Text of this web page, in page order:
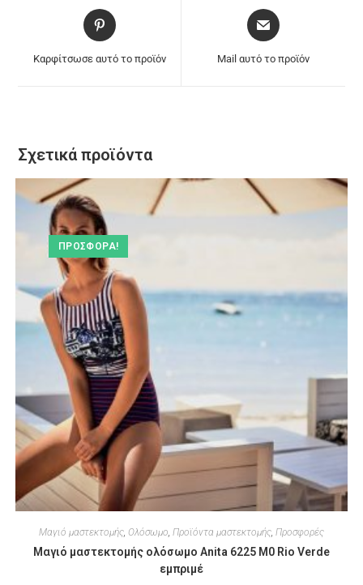
Καρφίτσωσε αυτό το προϊόν Mail αυτό το προϊόν
Σχετικά προϊόντα
ΠΡΟΣΦΟΡΆ!
Μαγιό μαστεκτομής, Ολόσωμο, Προϊόντα μαστεκτομής, Προσφορές
Μαγιό μαστεκτομής ολόσωμο Anita 6225 M0 Rio Verde
εμπριμέ